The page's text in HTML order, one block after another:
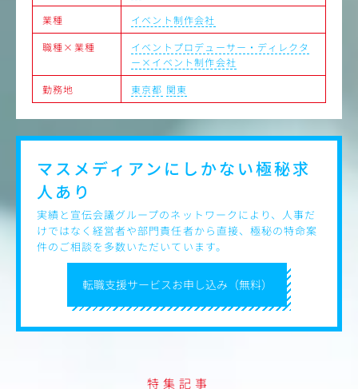
業種
イベント制作会社
職種×業種
イベントプロデューサー・ディレクタ
ー×イベント制作会社
勤務地
東京都 関東
転職支援サービスお申し込み（無料）
マスメディアンにしかない極秘求
人あり
実績と宣伝会議グループのネットワークにより、人事だ
けではなく経営者や部門責任者から直接、極秘の特命案
件のご相談を多数いただいています。
特集記事